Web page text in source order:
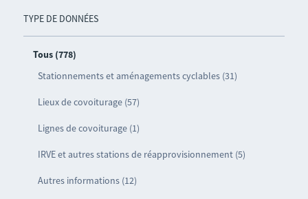
TYPE DE DONNÉES
Tous (778)
Stationnements et aménagements cyclables (31)
Lieux de covoiturage (57)
Lignes de covoiturage (1)
IRVE et autres stations de réapprovisionnement (5)
Autres informations (12)